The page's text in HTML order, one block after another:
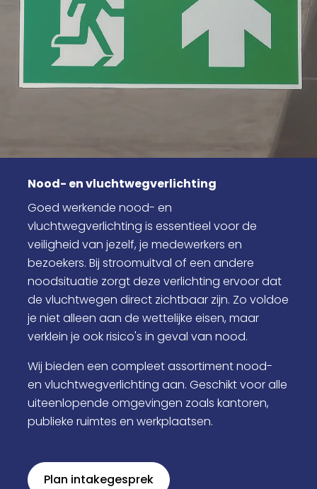
Nood- en vluchtwegverlichting
Goed werkende nood- en
vluchtwegverlichting is essentieel voor de
veiligheid van jezelf, je medewerkers en
bezoekers. Bij stroomuitval of een andere
noodsituatie zorgt deze verlichting ervoor dat
de vluchtwegen direct zichtbaar zijn. Zo voldoe
je niet alleen aan de wettelijke eisen, maar
verklein je ook risico's in geval van nood.
Wij bieden een compleet assortiment nood-
en vluchtwegverlichting aan. Geschikt voor alle
uiteenlopende omgevingen zoals kantoren,
publieke ruimtes en werkplaatsen.
Plan intakegesprek